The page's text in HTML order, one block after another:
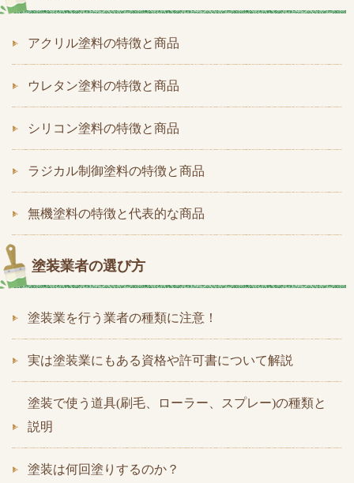
アクリル塗料の特徴と商品
ウレタン塗料の特徴と商品
シリコン塗料の特徴と商品
ラジカル制御塗料の特徴と商品
無機塗料の特徴と代表的な商品
塗装業者の選び方
塗装業を行う業者の種類に注意！
実は塗装業にもある資格や許可書について解説
塗装で使う道具(刷毛、ローラー、スプレー)の種類と
説明
塗装は何回塗りするのか？